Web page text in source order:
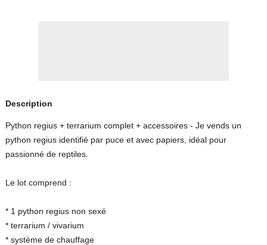
Description
Python regius + terrarium complet + accessoires - Je vends un
python regius identifié par puce et avec papiers, idéal pour
passionné de reptiles.
Le lot comprend :
* 1 python regius non sexé
* terrarium / vivarium
* système de chauffage